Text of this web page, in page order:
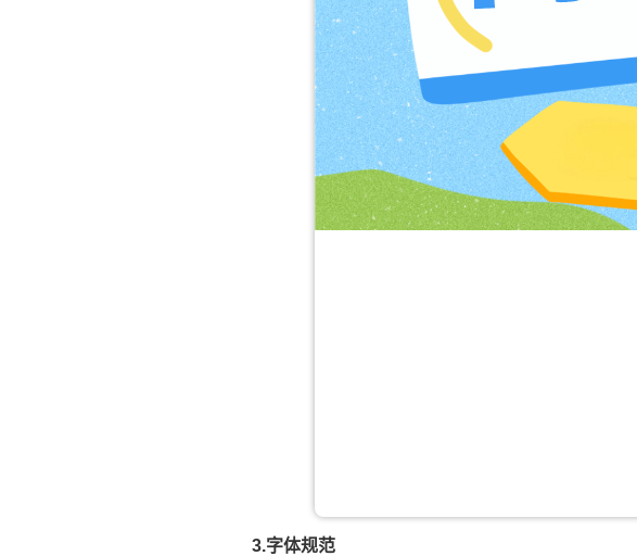
3.字体规范